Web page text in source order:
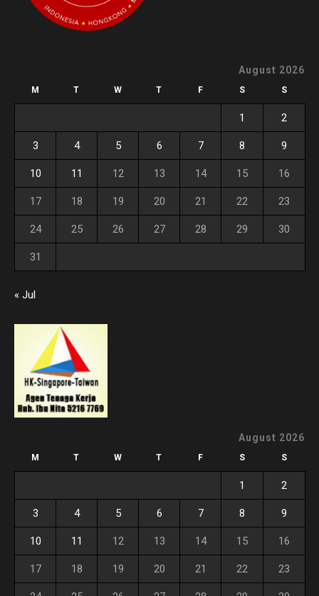
August 2026
M T W T F S S
1 2
3 4 5 6 7 8 9
10 11 12 13 14 15 16
17 18 19 20 21 22 23
24 25 26 27 28 29 30
31
« Jul
August 2026
M T W T F S S
1 2
3 4 5 6 7 8 9
10 11 12 13 14 15 16
17 18 19 20 21 22 23